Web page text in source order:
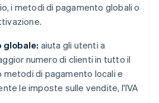
i metodi di pagamento globali o
globale: aiuta gli utenti a
numero di clienti in tutto il
metodi di pagamento locali e
le imposte sulle vendite, l'IVA